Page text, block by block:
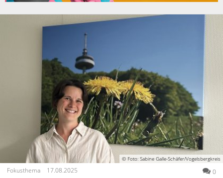
© Foto: Sabine Galle-Schäfer/Vogelsbergkreis
Fokusthema 17.08.2025 0